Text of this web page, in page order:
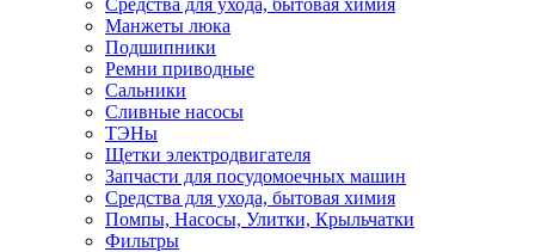
Средства для ухода, бытовая химия
Манжеты люка
Подшипники
Ремни приводные
Сальники
Сливные насосы
ТЭНы
Щетки электродвигателя
Запчасти для посудомоечных машин
Средства для ухода, бытовая химия
Помпы, Насосы, Улитки, Крыльчатки
Фильтры